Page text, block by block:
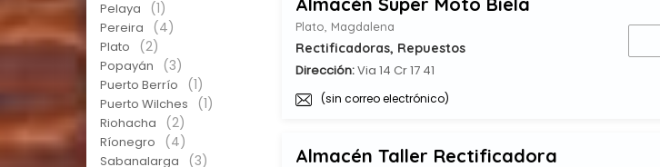
Pelaya (1)
Pereira (4)
Plato (2)
Popayán (3)
Puerto Berrío (1)
Puerto Wilches (1)
Riohacha (2)
Ríonegro (4)
Sabanalarga (3)
Plato, Magdalena
Rectificadoras, Repuestos
Dirección:Via 14 Cr 17 41
(sin correo electrónico)
Almacén Taller Rectificadora